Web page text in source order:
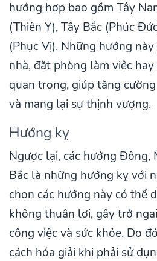
hướng hợp bao gồm Tây
(Thiên Y), Tây Bắc (Phúc
(Phục Vị). Những hướng
nhà, đặt phòng làm việc
quan trọng, giúp tăng
và mang lại sự thịnh vượng.
Hướng kỵ
Ngược lại, các hướng Đông,
Bắc là những hướng kỵ với
chọn các hướng này có thể
không thuận lợi, gây trở
công việc và sức khỏe. Do
cách hóa giải khi phải sử